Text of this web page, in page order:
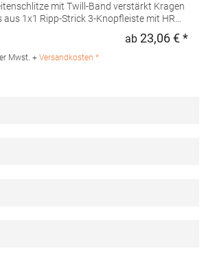
mit Twill-Band verstärkt Kragen
Strick 3-Knopfleiste mit HRM-
180
ab 23,06 € *
Mwst. + Versandkosten *